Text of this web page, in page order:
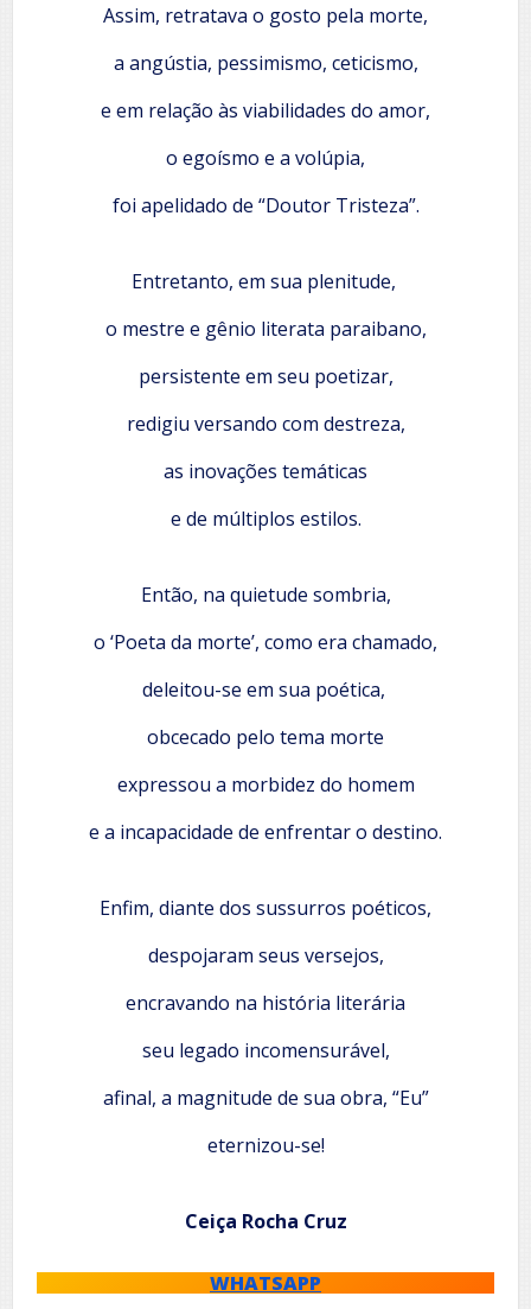
Assim, retratava o gosto pela morte,
a angústia, pessimismo, ceticismo,
e em relação às viabilidades do amor,
o egoísmo e a volúpia,
foi apelidado de “Doutor Tristeza”.
Entretanto, em sua plenitude,
o mestre e gênio literata paraibano,
persistente em seu poetizar,
redigiu versando com destreza,
as inovações temáticas
e de múltiplos estilos.
Então, na quietude sombria,
o ‘Poeta da morte’, como era chamado,
deleitou-se em sua poética,
obcecado pelo tema morte
expressou a morbidez do homem
e a incapacidade de enfrentar o destino.
Enfim, diante dos sussurros poéticos,
despojaram seus versejos,
encravando na história literária
seu legado incomensurável,
afinal, a magnitude de sua obra, “Eu”
eternizou-se!
Ceiça Rocha Cruz
WHATSAPP